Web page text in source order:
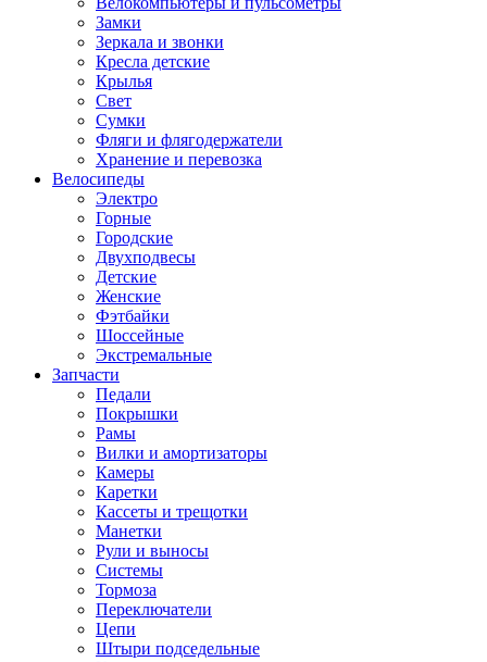
Замки
Зеркала и звонки
Кресла детские
Крылья
Свет
Сумки
Фляги и флягодержатели
Хранение и перевозка
Велосипеды
Электро
Горные
Городские
Двухподвесы
Детские
Женские
Фэтбайки
Шоссейные
Экстремальные
Запчасти
Педали
Покрышки
Рамы
Вилки и амортизаторы
Камеры
Каретки
Кассеты и трещотки
Манетки
Рули и выносы
Системы
Тормоза
Переключатели
Цепи
Штыри подседельные